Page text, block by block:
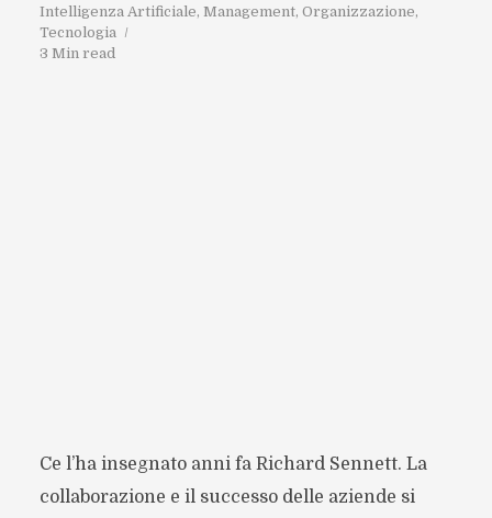
Intelligenza Artificiale, Management, Organizzazione,
Tecnologia
3 Min read
Ce l’ha insegnato anni fa Richard Sennett. La
collaborazione e il successo delle aziende si